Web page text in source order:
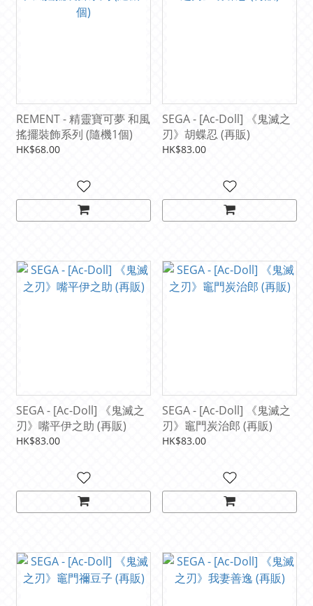
REMENT - 精靈寶可夢 和風
搖擺裝飾系列 (隨機1個)
HK$68.00
SEGA - [Ac-Doll] 《鬼滅之
刃》胡蝶忍 (再販)
HK$83.00
SEGA - [Ac-Doll] 《鬼滅之
刃》嘴平伊之助 (再販)
HK$83.00
SEGA - [Ac-Doll] 《鬼滅之
刃》竈門炭治郎 (再販)
HK$83.00